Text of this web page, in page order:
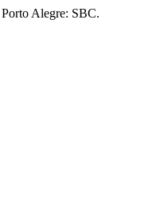
Alegre: SBC.